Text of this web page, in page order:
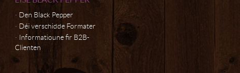
Den Black Pepper
Déi verschidde Formater
Informatioune fir B2B-
Clienten